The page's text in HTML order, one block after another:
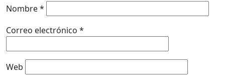
Nombre*
Correo electrónico *
Web